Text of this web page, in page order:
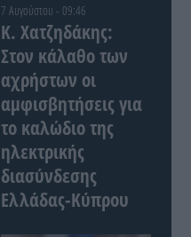
7 Αυγούστου - 09:46
Κ. Χατζηδάκης:
Στον κάλαθο των
αχρήστων οι
αμφισβητήσεις για
το καλώδιο της
ηλεκτρικής
διασύνδεσης
Ελλάδας-Κύπρου